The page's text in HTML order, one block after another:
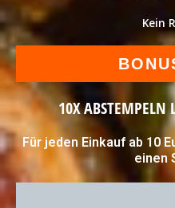
Kein
10X ABSTEMPELN
Für jeden Einkauf ab 10
einen